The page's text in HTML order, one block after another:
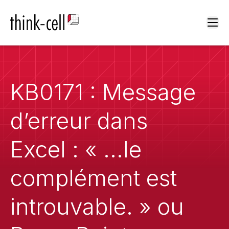
KB0171 : Message
d’erreur dans
Excel : « ...le
complément est
introuvable. » ou